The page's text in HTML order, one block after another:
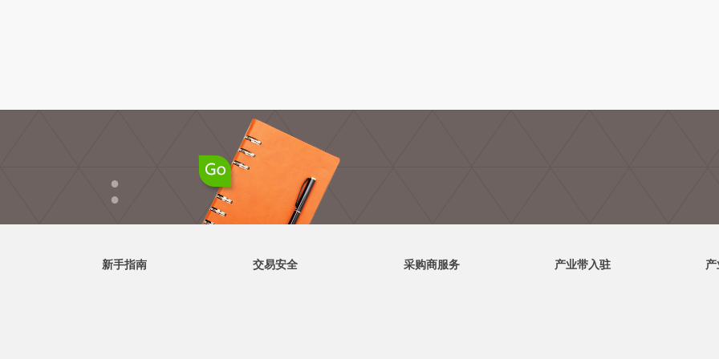
●
●
新手指南 交易安全 采购商服务 产业带入驻